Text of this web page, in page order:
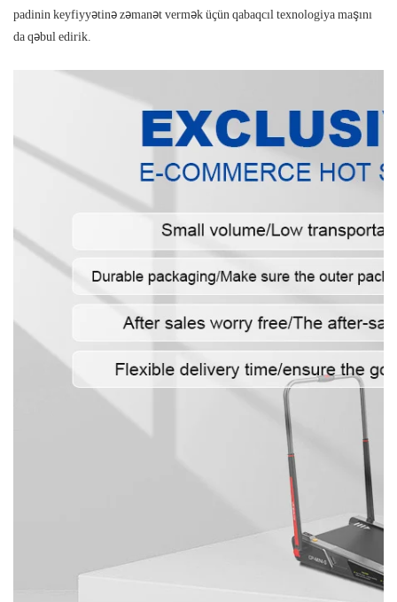
padinin keyfiyyətinə zəmanət vermək üçün qabaqcıl texnologiya maşını
da qəbul edirik.